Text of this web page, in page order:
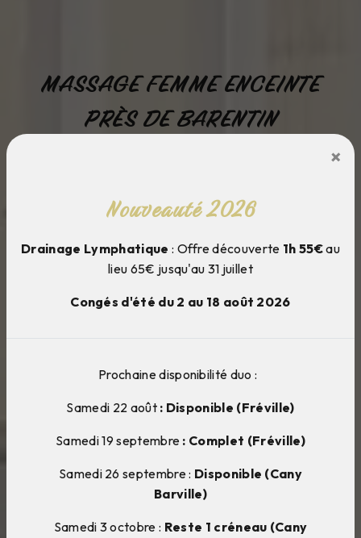
Nouveauté 2026
Drainage Lymphatique : Offre découverte 1h 55€au
lieu 65€ jusqu'au 31 juillet
Congés d'été du 2 au 18 août 2026
×
Prochaine disponibilité duo :
Samedi 22 août: Disponible (Fréville)
Samedi 19 septembre : Complet (Fréville)
Samedi 26 septembre : Disponible (Cany
Barville)
Samedi 3 octobre : Reste 1 créneau (Cany
MASSAGE FEMME ENCEINTE
PRÈS DE BARENTIN